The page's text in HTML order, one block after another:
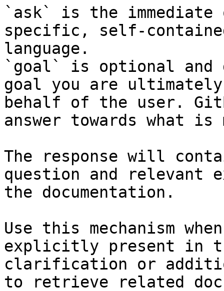
`ask` is the
specific, self-
language.
`goal` is optional and
goal you are
behalf of the user.
answer towards what
The response will
question and relevant
the documentation.
Use this mechanism
explicitly present in
clarification or